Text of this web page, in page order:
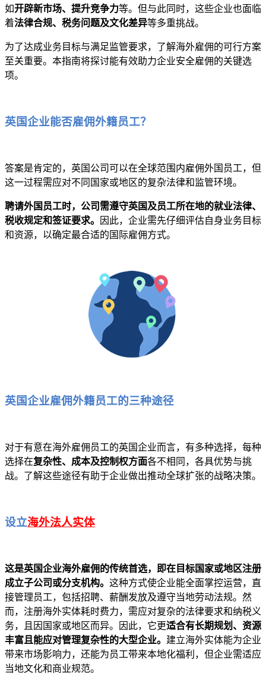
如开辟新市场、提升竞争力等。但与此同时，这些企业也面临
着法律合规、税务问题及文化差异等多重挑战。
为了达成业务目标与满足监管要求，了解海外雇佣的可行方案
至关重要。本指南将探讨能有效助力企业安全雇佣的关键选
项。
英国企业能否雇佣外籍员工？
答案是肯定的，英国公司可以在全球范围内雇佣外国员工，但
这一过程需应对不同国家或地区的复杂法律和监管环境。
聘请外国员工时，公司需遵守英国及员工所在地的就业法律、
税收规定和签证要求。
因此，企业需先仔细评估自身业务目标
和资源，以确定最合适的国际雇佣方式。
英国企业雇佣外籍员工的三种途径
对于有意在海外雇佣员工的英国企业而言，有多种选择，每种
选择在复杂性、成本及控制权方面各不相同，各具优势与挑
战。了解这些途径有助于企业做出推动全球扩张的战略决策。
设立海外法人实体
这是英国企业海外雇佣的传统首选，即在目标国家或地区注册
成立子公司或分支机构。 这种方式使企业能全面掌控运营，直
接管理员工，包括招聘、薪酬发放及遵守当地劳动法规。然
而，注册海外实体耗时费力，需应对复杂的法律要求和纳税义
务，且因国家或地区而异。因此，它更适合有长期规划、资源
丰富且能应对管理复杂性的大型企业。 建立海外实体能为企业
带来市场影响力，还能为员工带来本地化福利，但企业需适应
当地文化和商业规范。